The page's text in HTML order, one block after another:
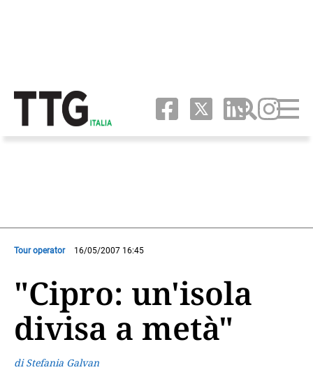
Tour operator 16/05/2007 16:45
"Cipro: un'isola
divisa a metà"
di Stefania Galvan